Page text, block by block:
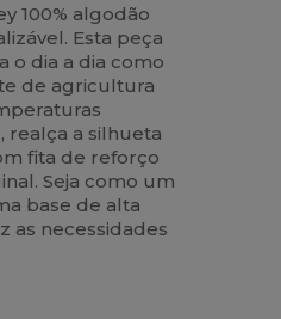
100% algodão
Esta peça
o dia a dia como
de agricultura
realça a silhueta
fita de reforço
Seja como um
base de alta
as necessidades